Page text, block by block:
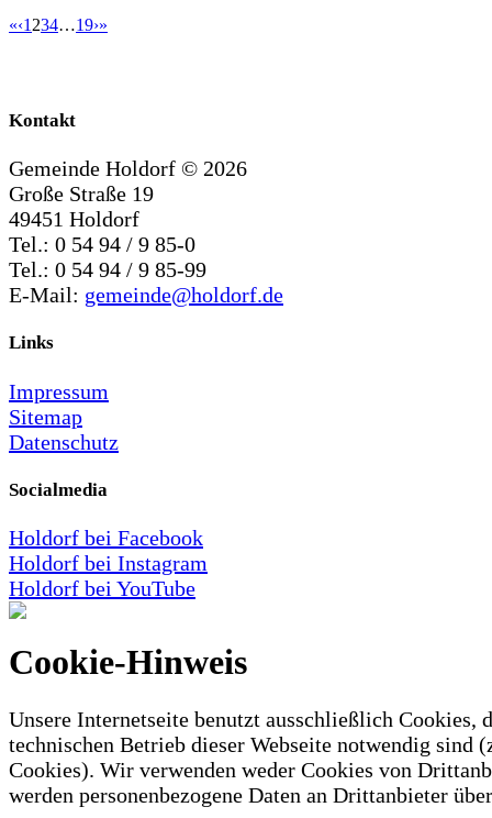
«‹1 234…19›»
Kontakt
Gemeinde Holdorf © 2026
Große Straße 19
49451 Holdorf
Tel.: 0 54 94 / 9 85-0
Tel.: 0 54 94 / 9 85-99
E-Mail: gemeinde@holdorf.de
Links
Impressum
Sitemap
Datenschutz
Socialmedia
Holdorf bei Facebook
Holdorf bei Instagram
Holdorf bei YouTube
Cookie-Hinweis
Unsere Internetseite benutzt ausschließlich Cookies,
technischen Betrieb dieser Webseite notwendig sind
Cookies). Wir verwenden weder Cookies von
werden personenbezogene Daten an Drittanbieter